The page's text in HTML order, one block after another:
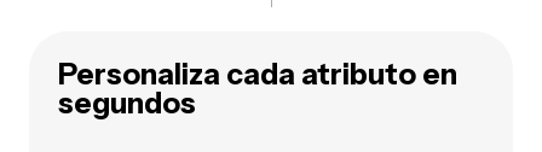
Personaliza cada atributo en
segundos